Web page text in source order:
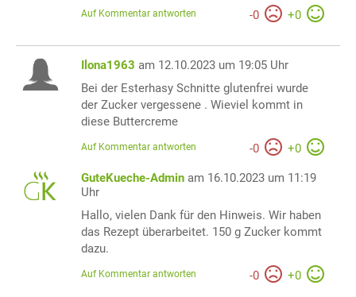
-0 +0
Auf Kommentar antworten
Ilona1963 am 12.10.2023 um 19:05 Uhr
Bei der Esterhasy Schnitte glutenfrei wurde
der Zucker vergessene . Wieviel kommt in
diese Buttercreme
-0 +0
Auf Kommentar antworten
GuteKueche-Admin am 16.10.2023 um 11:19
Uhr
Hallo, vielen Dank für den Hinweis. Wir haben
das Rezept überarbeitet. 150 g Zucker kommt
dazu.
-0 +0
Auf Kommentar antworten